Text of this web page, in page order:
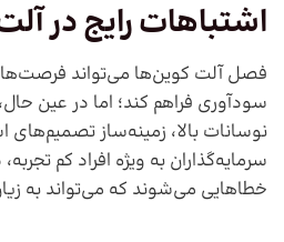
اشتباهات رایج در
فصل آلت کوین‌ها می‌تواند
سودآوری فراهم کند؛ اما در عین
نوسانات بالا، زمینه‌ساز
سرمایه‌گذاران به ‌ویژه افراد کم
خطاهایی می‌شوند که می‌تواند به